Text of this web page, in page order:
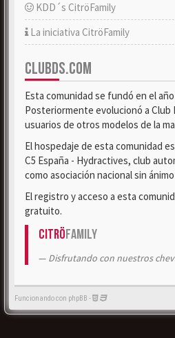
KDD´s CitröFamily
La iniciativa CitröFamily
CLUBDS.COM
Esta comunidad se fundó en el año
Posteriormente evolucionó a Club
usuarios de otros modelos de la
El hospedaje de esta comunidad
C5 España - Hydractives, club
como asociación nacional sin
El registro y acceso a esta
gratuito.
CitröFamily
Disfrutando con nuestros
Funcionando con phpBB -